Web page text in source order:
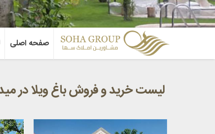
صفحه اصلی
لیست خرید و فروش باغ ویلا در